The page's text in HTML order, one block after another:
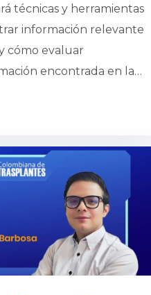
técnicas y herramientas
información relevante
cómo evaluar
encontrada en la
prácticas de
seleccionar motores